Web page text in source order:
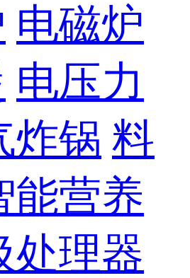
电磁炉
电压力
炸锅 料
能营养
处理器